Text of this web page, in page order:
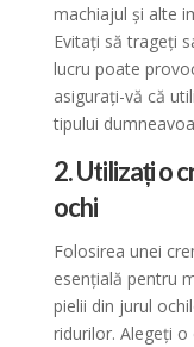
machiajul și alte
Evitați să trageți
lucru poate
asigurați-vă că
tipului
2. Utilizați o
ochi
Folosirea unei
esențială pentru
pielii din jurul
ridurilor. Alegeți